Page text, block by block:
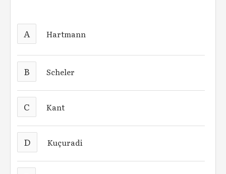
A Hartmann
B Scheler
C Kant
D Kuçuradi